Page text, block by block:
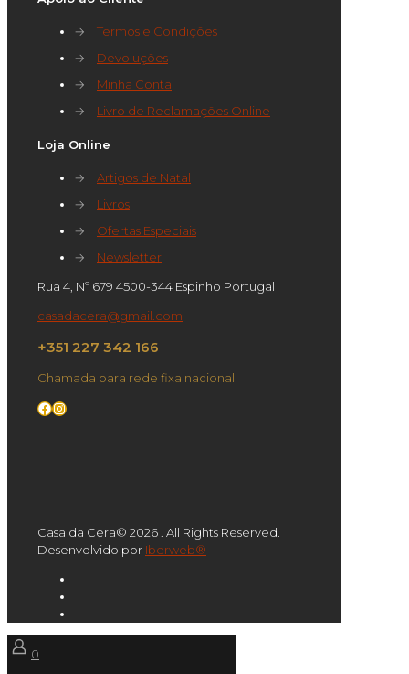
→
Termos e Condições
→
Devoluções
→
Minha Conta
→
Livro de Reclamações Online
Loja Online
→
Artigos de Natal
→
Livros
→
Ofertas Especiais
→
Newsletter
Rua 4, Nº 679 4500-344 Espinho Portugal
casadacera@gmail.com
+351 227 342 166
Chamada para rede fixa nacional
Facebook
Instagram
Casa da Cera© 2026 . All Rights Reserved.
Desenvolvido por Iberweb®
0